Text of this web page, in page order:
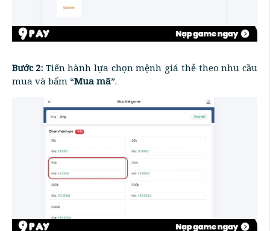
Bước 2: Tiến hành lựa chọn mệnh giá thẻ theo nhu cầu
mua và bấm “Mua mã”.